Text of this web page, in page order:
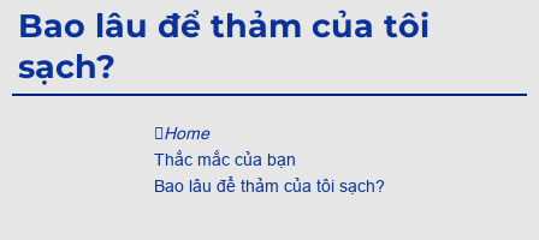
Bao lâu để thảm của tôi
sạch?
Home
Thắc mắc của bạn
Bao lâu để thảm của tôi sạch?